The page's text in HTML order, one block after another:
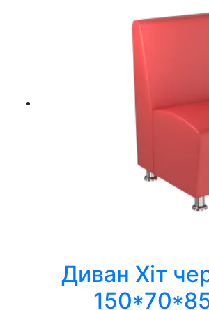
Диван Хіт